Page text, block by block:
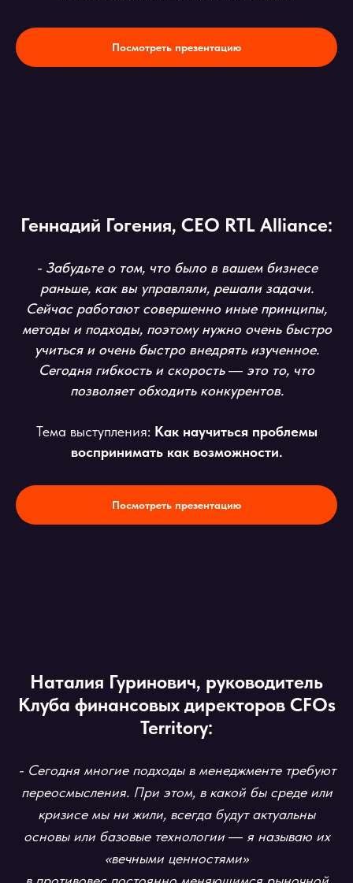
Посмотреть презентацию
Геннадий Гогения, CEO RTL Alliance:
- Забудьте о том, что было в вашем бизнесе
раньше, как вы управляли, решали задачи.
Сейчас работают совершенно иные принципы,
методы и подходы, поэтому нужно очень быстро
учиться и очень быстро внедрять изученное.
Сегодня гибкость и скорость ― это то, что
позволяет обходить конкурентов.
Тема выступления: Как научиться проблемы
воспринимать как возможности.
Посмотреть презентацию
Наталия Гуринович, руководитель
Клуба финансовых директоров CFOs
Territory:
- Сегодня многие подходы в менеджменте требуют
переосмысления. При этом, в какой бы среде или
кризисе мы ни жили, всегда будут актуальны
основы или базовые технологии ― я называю их
«вечными ценностями»